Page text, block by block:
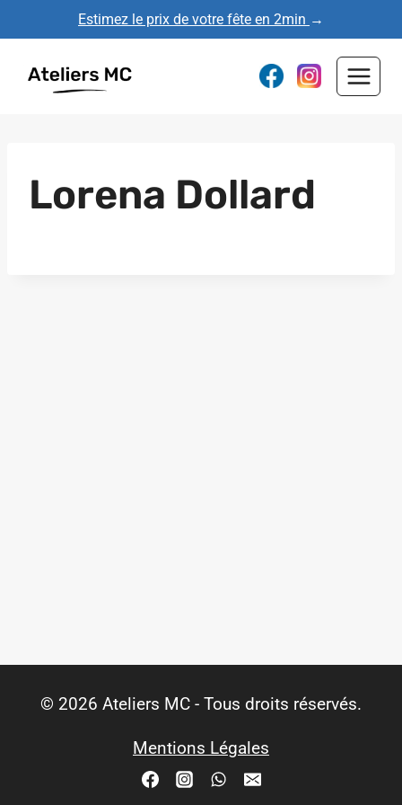
au
contenu
Estimez le prix de votre fête en 2min →
Lorena Dollard
© 2026 Ateliers MC - Tous droits réservés.
Mentions Légales